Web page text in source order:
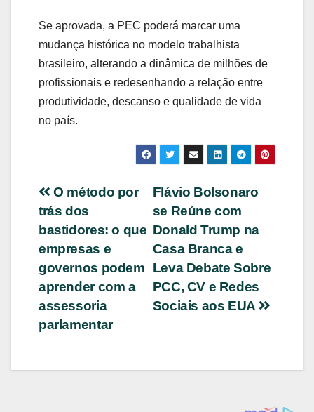
Se aprovada, a PEC poderá marcar uma
mudança histórica no modelo trabalhista
brasileiro, alterando a dinâmica de milhões de
profissionais e redesenhando a relação entre
produtividade, descanso e qualidade de vida
no país.
Navegação
de
Post
Flávio Bolsonaro
se Reúne com
Donald Trump na
Casa Branca e
Leva Debate Sobre
PCC, CV e Redes
Sociais aos EUA
O método por
trás dos
bastidores: o que
empresas e
governos podem
aprender com a
assessoria
parlamentar